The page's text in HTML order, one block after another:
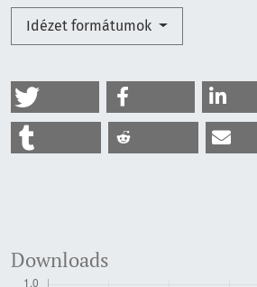
Idézet formátumok
Downloads